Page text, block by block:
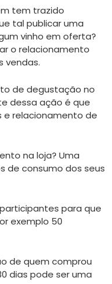
tem trazido
tal publicar uma
vinho em oferta?
o relacionamento
vendas.
de degustação no
dessa ação é que
relacionamento de
na loja? Uma
de consumo dos seus
para que
exemplo 50
de quem comprou
dias pode ser uma